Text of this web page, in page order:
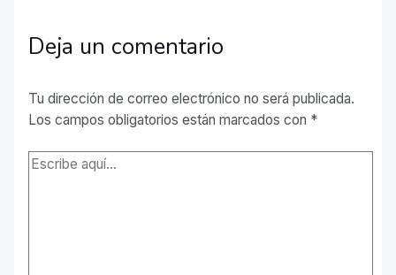
Deja un comentario
Tu dirección de correo electrónico no será publicada.
Los campos obligatorios están marcados con *
Escribe